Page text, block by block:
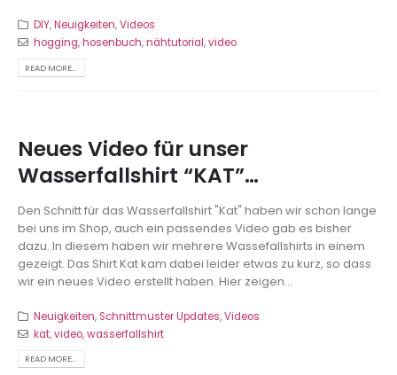
DIY,Neuigkeiten,Videos
hogging,hosenbuch,nähtutorial,video
READ MORE...
Neues Video für unser
Wasserfallshirt “KAT”…
Den Schnitt für das Wasserfallshirt "Kat" haben wir schon lange
bei uns im Shop, auch ein passendes Video gab es bisher
dazu. In diesem haben wir mehrere Wassefallshirts in einem
gezeigt. Das Shirt Kat kam dabei leider etwas zu kurz, so dass
wir ein neues Video erstellt haben. Hier zeigen...
Neuigkeiten,Schnittmuster Updates,Videos
kat,video,wasserfallshirt
READ MORE...